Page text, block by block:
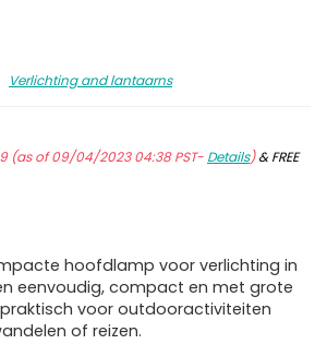
Verlichting and lantaarns
(as of 09/04/2023 04:38 PST- Details)&FREE
hoofdlamp voor verlichting in
eenvoudig, compact en met grote
voor outdooractiviteiten
of reizen.